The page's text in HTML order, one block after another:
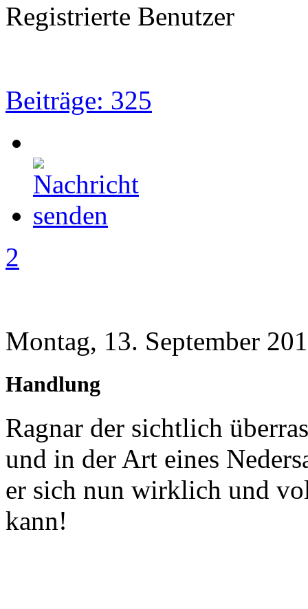
Registrierte Benutzer
Beiträge: 325
2
Montag, 13. September
Handlung
Ragnar der sichtlich
und in der Art eines
er sich nun wirklich und
kann!